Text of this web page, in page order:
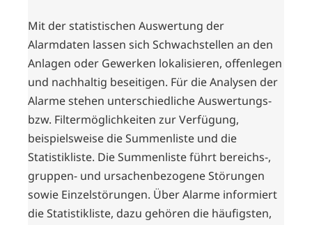
Mit der statistischen Auswertung der
Alarmdaten lassen sich Schwachstellen an den
Anlagen oder Gewerken lokalisieren, offenlegen
und nachhaltig beseitigen. Für die Analysen der
Alarme stehen unterschiedliche Auswertungs-
bzw. Filtermöglichkeiten zur Verfügung,
beispielsweise die Summenliste und die
Statistikliste. Die Summenliste führt bereichs-,
gruppen- und ursachenbezogene Störungen
sowie Einzelstörungen. Über Alarme informiert
die Statistikliste, dazu gehören die häufigsten,